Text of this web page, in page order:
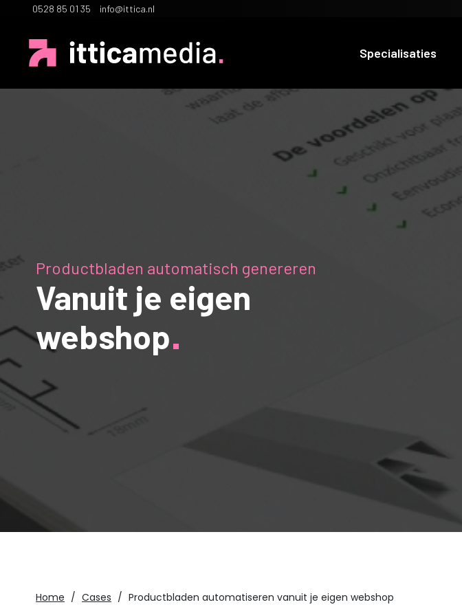
0528 85 01 35 info@ittica.nl
Specialisaties
Productbladen automatisch genereren
Vanuit je eigen
webshop
Home Cases Productbladen automatiseren vanuit je eigen webshop